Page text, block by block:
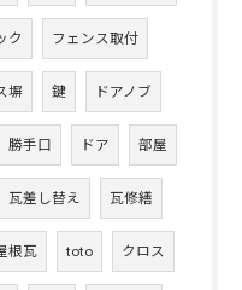
ク フェンス取付
塀 鍵 ドアノブ
勝手口 ドア 部屋
瓦差し替え 瓦修繕
根瓦 toto クロス